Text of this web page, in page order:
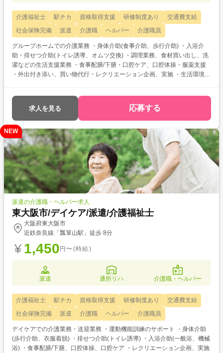
介護福祉士 駅チカ 資格取得支援 研修制度あり
交通費支給
社会保険完備
派遣 介護職 ヘルパー 介護職員
グループホームでの介護業務 ・身体介助(食事介助、歩行介助) ・入浴介
助・排せつ介助(トイレ誘導、オムツ交換) ・調理業務、食材買い出し、洗
濯などの生活支援業務 ・食事配膳/下膳・口腔ケア、口腔体操・服薬支援
・外出付き添い、買い物代行・レクリエーション企画、実施 ・生活環境整
(介福取得を期に転職したい) ・経験値アップ (未経験の施設で働きたい)
・対人スキルアップ (幅広20代～60代活躍中の職場でコミュニケーショ
ン力を磨きたい)
求人を見る 応募する
NEW
派遣の介護職・ヘルパー求人
東大阪市/デイケア/派遣/介護福祉士
大阪府東大阪市
近鉄奈良線「瓢箪山駅」徒歩 8分
1,450 円〜(時給)
派遣 通所リハ 介護職・ヘルパー
介護福祉士 駅チカ 資格取得支援 研修制度あり
交通費支給
社会保険完備
派遣 介護職 ヘルパー 介護職員
デイケアでの介護業務・送迎業務 ・運動機能訓練のサポート ・身体介助
(歩行介助、衣服着脱) ・排せつ介助(トイレ誘導) ・入浴介助(一般浴、機械
浴) ・食事配膳/下膳、口腔体操、口腔ケア ・レクリエーション企画、実施